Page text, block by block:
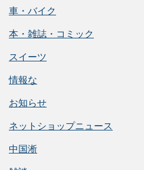
車・バイク
本・雑誌・コミック
スイーツ
情報な
お知らせ
ネットショップニュース
中国淅